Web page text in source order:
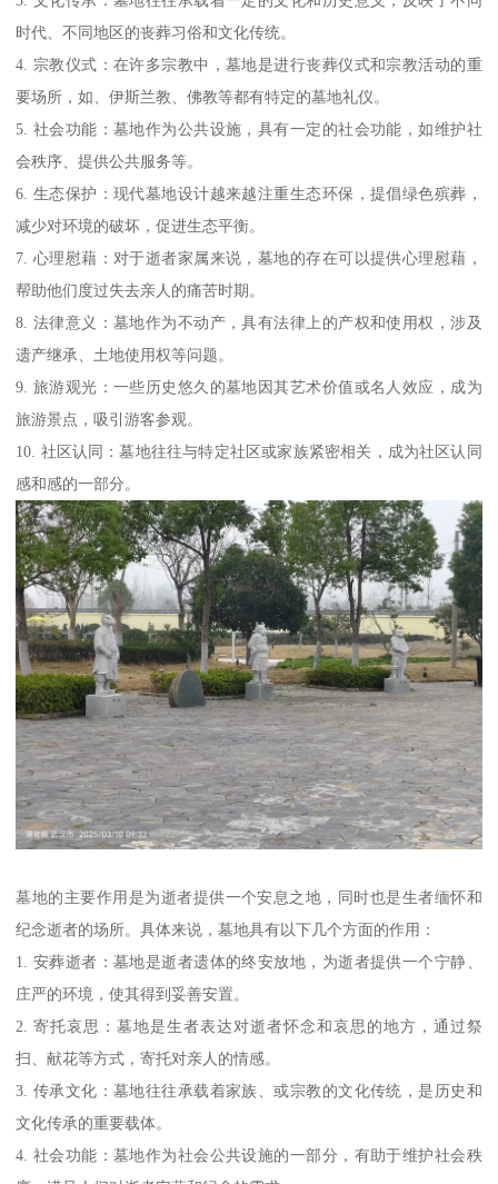
时代、不同地区的丧葬习俗和文化传统。
4. 宗教仪式：在许多宗教中，墓地是进行丧葬仪式和宗教活动的重
要场所，如、伊斯兰教、佛教等都有特定的墓地礼仪。
5. 社会功能：墓地作为公共设施，具有一定的社会功能，如维护社
会秩序、提供公共服务等。
6. 生态保护：现代墓地设计越来越注重生态环保，提倡绿色殡葬，
减少对环境的破坏，促进生态平衡。
7. 心理慰藉：对于逝者家属来说，墓地的存在可以提供心理慰藉，
帮助他们度过失去亲人的痛苦时期。
8. 法律意义：墓地作为不动产，具有法律上的产权和使用权，涉及
遗产继承、土地使用权等问题。
9. 旅游观光：一些历史悠久的墓地因其艺术价值或名人效应，成为
旅游景点，吸引游客参观。
10. 社区认同：墓地往往与特定社区或家族紧密相关，成为社区认同
感和感的一部分。
墓地的主要作用是为逝者提供一个安息之地，同时也是生者缅怀和
纪念逝者的场所。具体来说，墓地具有以下几个方面的作用：
1. 安葬逝者：墓地是逝者遗体的终安放地，为逝者提供一个宁静、
庄严的环境，使其得到妥善安置。
2. 寄托哀思：墓地是生者表达对逝者怀念和哀思的地方，通过祭
扫、献花等方式，寄托对亲人的情感。
3. 传承文化：墓地往往承载着家族、或宗教的文化传统，是历史和
文化传承的重要载体。
4. 社会功能：墓地作为社会公共设施的一部分，有助于维护社会秩